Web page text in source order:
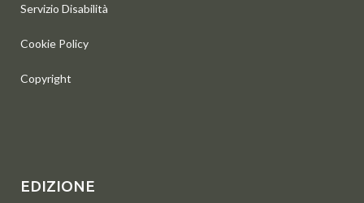
Servizio Disabilità
Cookie Policy
Copyright
EDIZIONE